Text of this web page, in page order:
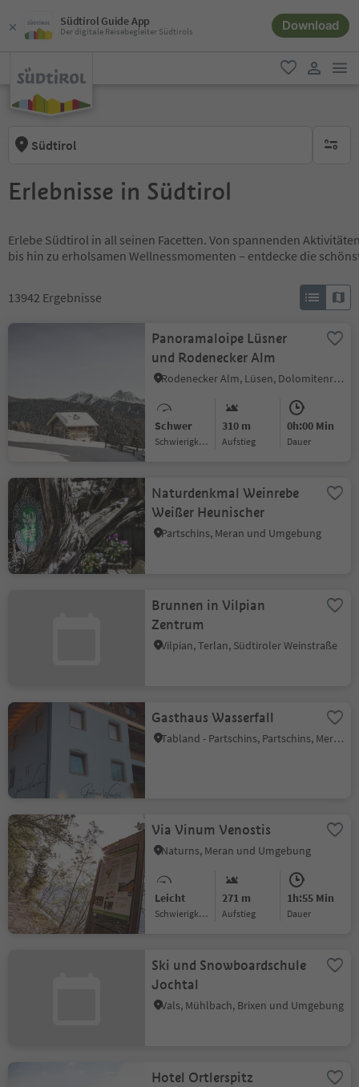
Südtirol Guide App
Der digitale Reisebegleiter Südtirols Download
favorit
Südtirol keine
Erlebnisse in Südtirol
Erlebe Südtirol in all seinen Facetten. Von spannenden
bis hin zu erholsamen Wellnessmomenten – entdecke die
13942 Ergebnisse
Panoramaloipe Lüsner
und Rodenecker Alm
Rodenecker Alm, Lüsen, Dolomitenregion Lüsen Villnöss
Schwer
Schwierigkeitsgrad
310 m
Aufstieg
0h:00 Min
Dauer
Naturdenkmal Weinrebe
Weißer Heunischer
Partschins, Meran und Umgebung
Brunnen in Vilpian
Zentrum
Vilpian, Terlan, Südtiroler Weinstraße
Gasthaus Wasserfall
Tabland - Partschins, Partschins, Meran und Umgebung
Via Vinum Venostis
Naturns, Meran und Umgebung
Leicht
Schwierigkeitsgrad
271 m
Aufstieg
1h:55 Min
Dauer
Ski und Snowboardschule
Jochtal
Vals, Mühlbach, Brixen und Umgebung
Hotel Ortlerspitz